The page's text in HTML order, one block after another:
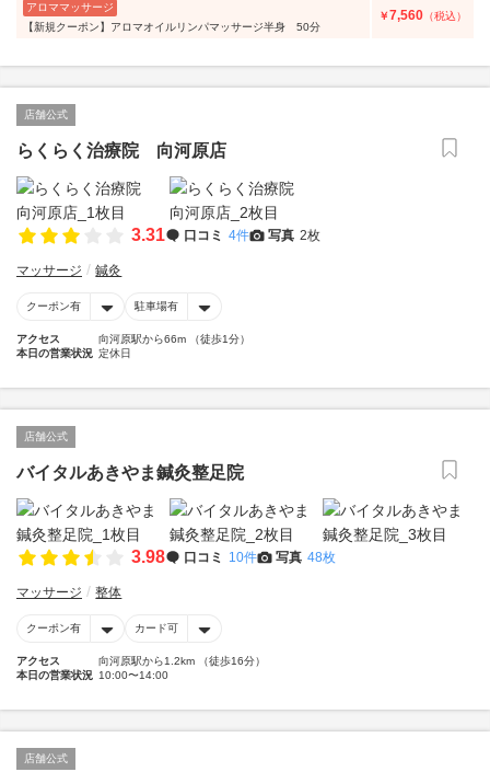
アロママッサージ
【新規クーポン】アロマオイルリンパマッサージ半身 50分
￥7,560 （税込）
店舗公式
らくらく治療院 向河原店
3.31 口コミ 4件 写真 2枚
マッサージ 鍼灸
クーポン有 駐車場有
アクセス
向河原駅から66m （徒歩1分）
本日の営業状況 定休日
店舗公式
バイタルあきやま鍼灸整足院
3.98 口コミ 10件 写真 48枚
マッサージ 整体
クーポン有 カード可
アクセス
向河原駅から1.2km （徒歩16分）
本日の営業状況 10:00〜14:00
店舗公式